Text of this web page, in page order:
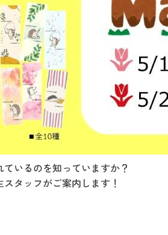
いるのを知っていますか？
タッフがご案内します！